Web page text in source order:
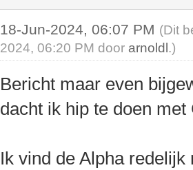
18-Jun-2024, 06:07 PM (Dit
2024, 06:20 PM door arnoldl .)
Bericht maar even
dacht ik hip te doen met
Ik vind de Alpha